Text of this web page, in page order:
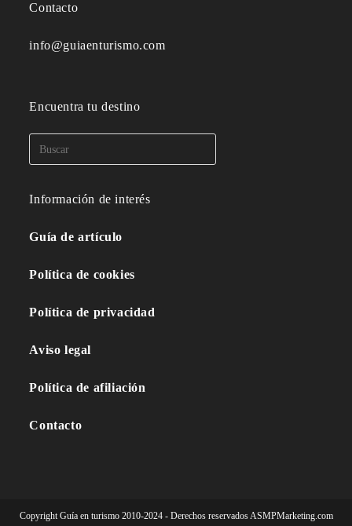
Contacto
info@guiaenturismo.com
Encuentra tu destino
Información de interés
Guía de artículo
Política de cookies
Política de privacidad
Aviso legal
Política de afiliación
Contacto
Copyright Guía en turismo 2010-2024 - Derechos reservados ASMPMarketing.com